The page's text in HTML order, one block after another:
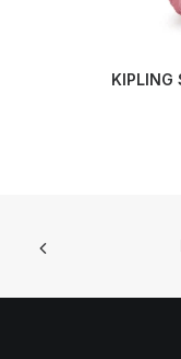
KIPLING